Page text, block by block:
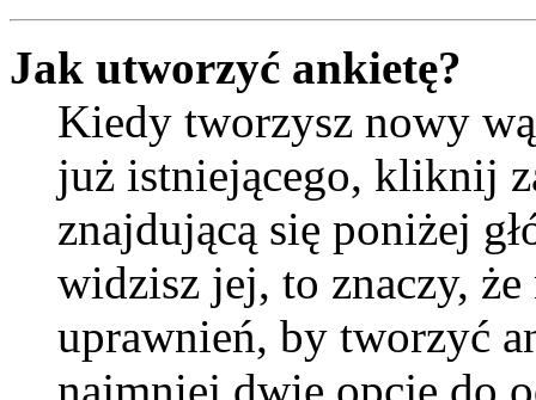
Jak utworzyć ankietę?
Kiedy tworzysz nowy
już istniejącego, kliknij
znajdującą się poniżej
widzisz jej, to znaczy,
uprawnień, by tworzyć
najmniej dwie opcje do